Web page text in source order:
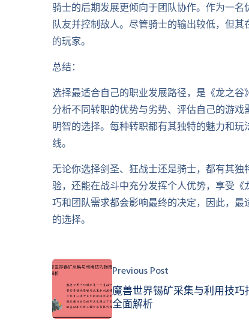
骑士的后期发展更倾向于团队协作。作为一
队友并控制敌人。尽管骑士的输出较低，但
的玩家。
总结：
选择最适合自己的职业发展路径，是《龙之
分析不同转职的优势与劣势、评估自己的游
明智的选择。每种转职都有其独特的魅力和
线。
无论你选择剑圣、狂战士还是骑士，都有其
验，还能在战斗中充分发挥个人优势，享受
巧和团队需求都会影响最终的决定，因此，
的选择。
Previous Post
魔兽世界锡矿采集与利用技巧
全面解析